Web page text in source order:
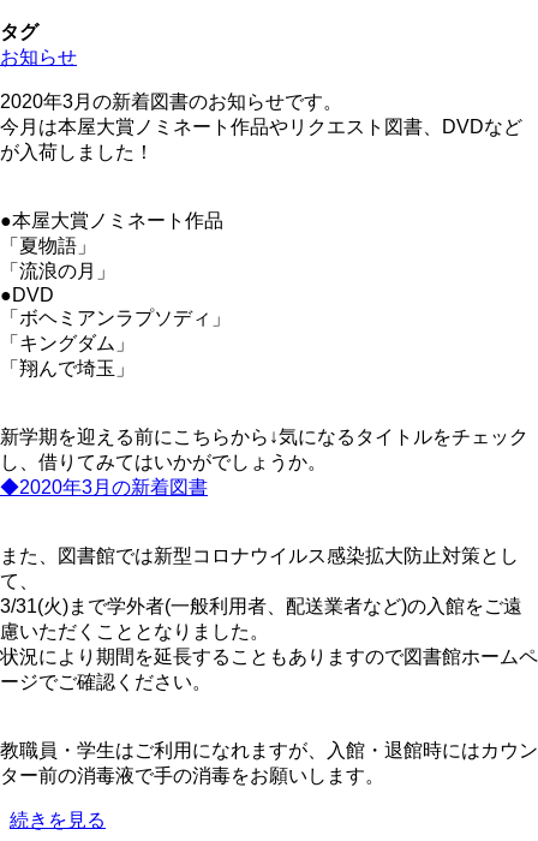
い
の
利
用
者
の
利
用
に
つ
い
て
の
タグ
お知らせ
2020年3月の新着図書のお知らせです。
今月は本屋大賞ノミネート作品やリクエスト図書、DVDなど
が入荷しました！
●本屋大賞ノミネート作品
「夏物語」
「流浪の月」
●DVD
「ボヘミアンラプソディ」
「キングダム」
「翔んで埼玉」
新学期を迎える前にこちらから↓気になるタイトルをチェック
し、借りてみてはいかがでしょうか。
◆2020年3月の新着図書
また、図書館では新型コロナウイルス感染拡大防止対策とし
て、
3/31(火)まで学外者(一般利用者、配送業者など)の入館をご遠
慮いただくこととなりました。
状況により期間を延長することもありますので図書館ホームペ
ージでご確認ください。
教職員・学生はご利用になれますが、入館・退館時にはカウン
ター前の消毒液で手の消毒をお願いします。
【お
続きを見る